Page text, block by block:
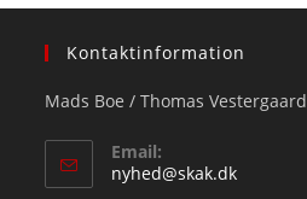
Kontaktinformation
Mads Boe / Thomas Vestergaard
Email:
nyhed@skak.dkOpens